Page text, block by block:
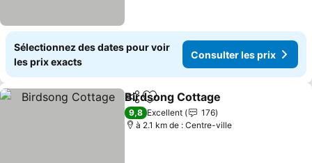
Sélectionnez des dates pour voir
les prix exacts
Consulter les prix
PartagerAjouter à mes favoris
Birdsong Cottage
9,8 Excellent
176
à 2.1 km de : Centre-ville